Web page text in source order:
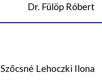
Dr. Fülöp Róbert
Szőcsné Lehoczki Ilona